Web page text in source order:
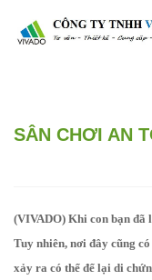
SÂN CHƠI AN
(VIVADO) Khi con bạn đã
Tuy nhiên, nơi đây cũng
xảy ra có thể để lại di